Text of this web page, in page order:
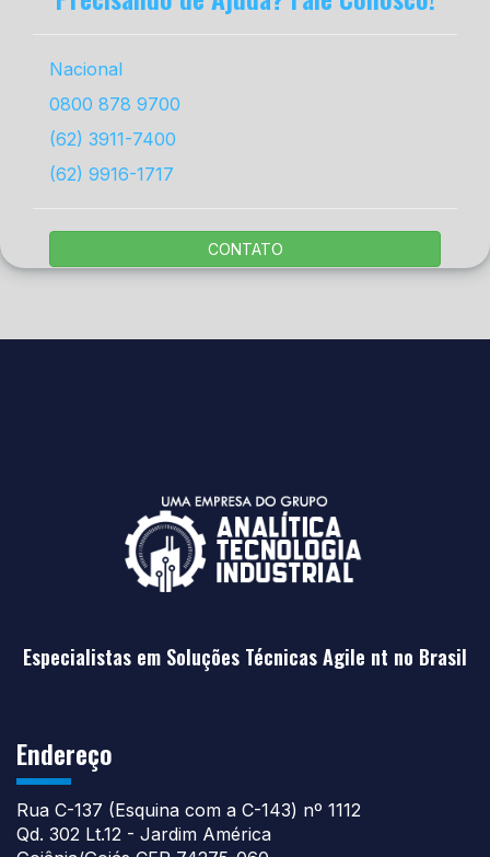
Nacional
0800 878 9700
(62) 3911-7400
(62) 9916-1717
CONTATO
Especialistas em Soluções Técnicas Agile nt no Brasil
Endereço
Rua C-137 (Esquina com a C-143) nº 1112
Qd. 302 Lt.12 - Jardim América